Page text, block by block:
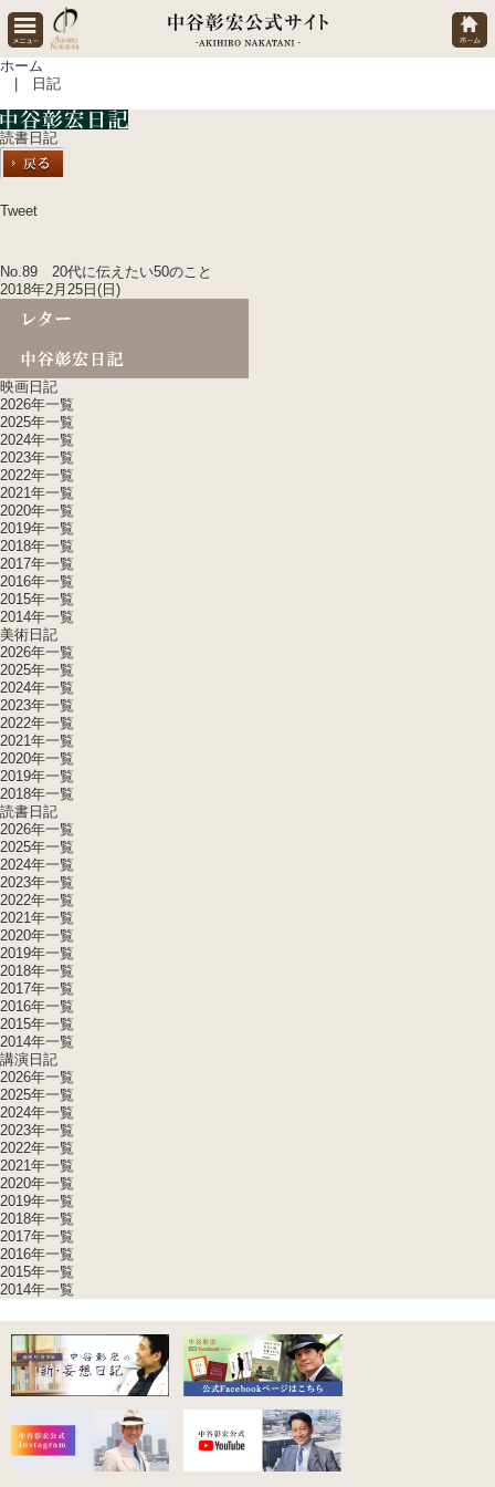
ホーム
| 日記
読書日記
Tweet
No.89 20代に伝えたい50のこと
2018年2月25日(日)
映画日記
2026年一覧
2025年一覧
2024年一覧
2023年一覧
2022年一覧
2021年一覧
2020年一覧
2019年一覧
2018年一覧
2017年一覧
2016年一覧
2015年一覧
2014年一覧
美術日記
2026年一覧
2025年一覧
2024年一覧
2023年一覧
2022年一覧
2021年一覧
2020年一覧
2019年一覧
2018年一覧
読書日記
2026年一覧
2025年一覧
2024年一覧
2023年一覧
2022年一覧
2021年一覧
2020年一覧
2019年一覧
2018年一覧
2017年一覧
2016年一覧
2015年一覧
2014年一覧
講演日記
2026年一覧
2025年一覧
2024年一覧
2023年一覧
2022年一覧
2021年一覧
2020年一覧
2019年一覧
2018年一覧
2017年一覧
2016年一覧
2015年一覧
2014年一覧